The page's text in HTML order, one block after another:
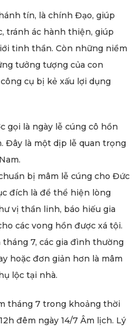
tín, là chính Đạo, giúp
tránh ác hành thiện, giúp
tinh thần. Còn những niềm
tưởng tượng của con
cụ bị kẻ xấu lợi dụng
gọi là ngày lễ cúng cô hồn
Đây là một dịp lễ quan trọng
bị mâm lễ cúng cho Đức
đích là để thể hiện lòng
vị thần linh, báo hiếu gia
các vong hồn được xá tội.
tháng 7, các gia đình thường
hoặc đơn giản hơn là mâm
lộc tại nhà.
tháng 7 trong khoảng thời
đêm ngày 14/7 Âm lịch. Lý